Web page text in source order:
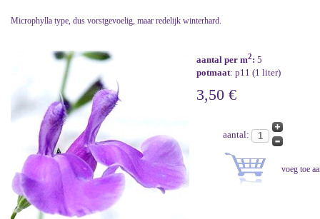
Microphylla type, dus vorstgevoelig, maar redelijk winterhard.
aantal per m2: 5
potmaat: p11 (1 liter)
3,50 €
aantal: